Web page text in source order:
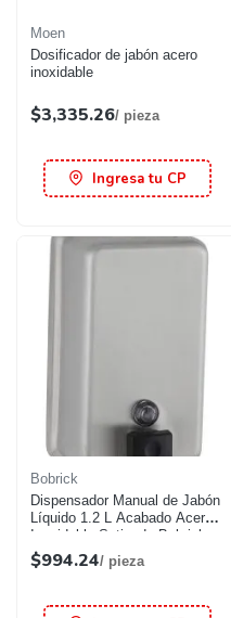
Moen
Dosificador de jabón acero
inoxidable
$3,335.26/ pieza
Ingresa tu CP
Bobrick
Dispensador Manual de Jabón
Líquido 1.2 L Acabado Acero
Inoxidable Satinado Bobrick
$994.24/ pieza